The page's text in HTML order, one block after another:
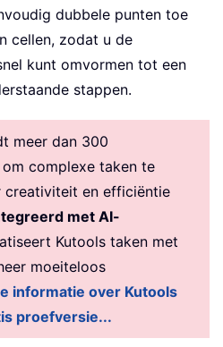
dubbele punten toe
cellen, zodat u de
kunt omvormen tot een
stappen.
meer dan 300
complexe taken te
creativiteit en efficiëntie
met AI-
Kutools taken met
moeiteloos
informatie over Kutools
proefversie...